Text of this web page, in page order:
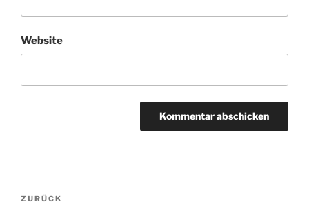
Website
Beitragsnavigation
Vorheriger
ZURÜCK